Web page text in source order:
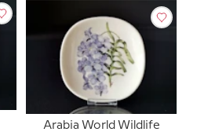
Arabia World Wildlife